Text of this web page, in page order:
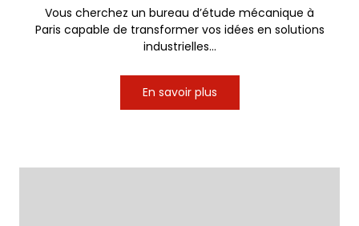
Vous cherchez un bureau d’étude mécanique à
Paris capable de transformer vos idées en solutions
industrielles...
En savoir plus